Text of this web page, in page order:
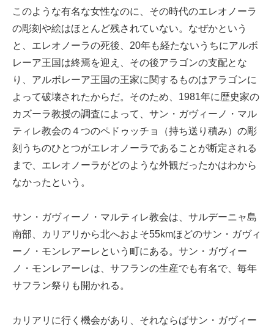
このような有名な女性なのに、その時代のエレオノーラ
の彫刻や絵はほとんど残されていない。なぜかという
と、エレオノーラの死後、20年も経たないうちにアルボ
レーア王国は終焉を迎え、その後アラゴンの支配とな
り、アルボレーア王国の王家に関するものはアラゴンに
よって破壊されたからだ。そのため、1981年に歴史家の
カズーラ教授の調査によって、サン・ガヴィーノ・マル
ティレ教会の４つのペドゥッチョ（持ち送り積み）の彫
刻うちのひとつがエレオノーラであることが断定される
まで、エレオノーラがどのような外観だったかはわから
なかったという。
サン・ガヴィーノ・マルティレ教会は、サルデーニャ島
南部、カリアリから北へおよそ55kmほどのサン・ガヴィ
ーノ・モンレアーレという町にある。サン・ガヴィー
ノ・モンレアーレは、サフランの生産でも有名で、毎年
サフラン祭りも開かれる。
カリアリに行く機会があり、それならばサン・ガヴィー